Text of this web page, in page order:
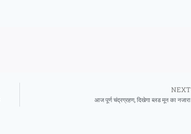
NEXT
आज पूर्ण चंद्रग्रहण, दिखेगा ब्लड मून का नजारा